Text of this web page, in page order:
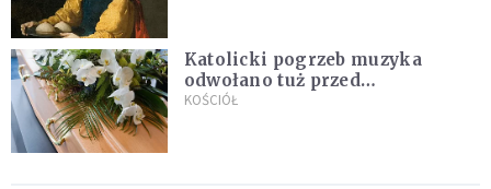
Katolicki pogrzeb muzyka
odwołano tuż przed
uroczystością. Powodem była
KOŚCIÓŁ